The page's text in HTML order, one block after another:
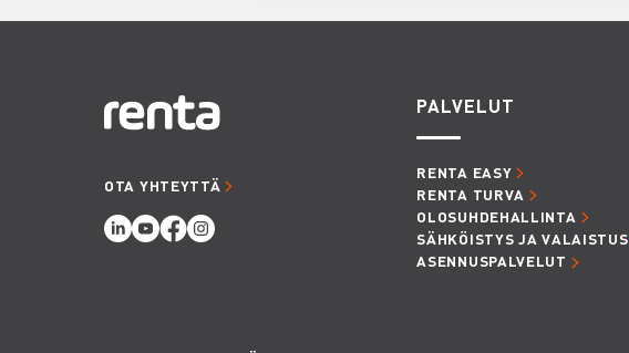
OTA YHTEYTTÄ
PALVELUT
RENTA EASY
RENTA TURVA
OLOSUHDEHALLINTA
SÄHKÖISTYS JA VALAISTUS
ASENNUSPALVELUT